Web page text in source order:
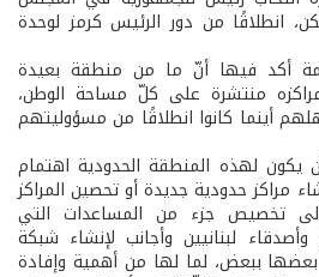
انطلاقًا من دور الرئيس كرمز لوحدة
أكد فيها أنّ ما من منطقة بعيدة
منتشرة على كلّ مساحة الوطن،
أينما كانوا انطلاقًا من مسؤوليتهم
يكون لهذه المنطقة الحدودية اهتمام
مراكز حدودية جديدة أو تحصين المراكز
تخصيص جزء من المساعدات التي
لبنانيين وأجانب لإنشاء شبكة
ببعض، لما لها من أهمية وإفادة